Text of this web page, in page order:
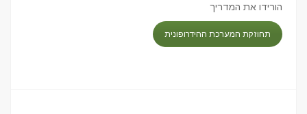
הורידו את המדריך
תחוזקת המערכת ההידרופונית